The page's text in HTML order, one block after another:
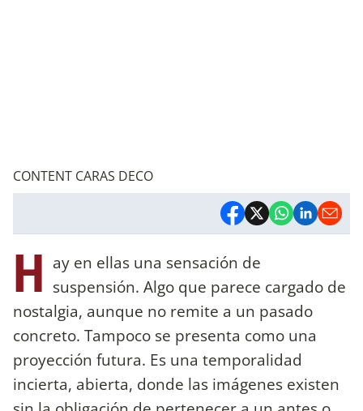
CONTENT CARAS DECO
H ay en ellas una sensación de
suspensión. Algo que parece cargado de
nostalgia, aunque no remite a un pasado
concreto. Tampoco se presenta como una
proyección futura. Es una temporalidad
incierta, abierta, donde las imágenes existen